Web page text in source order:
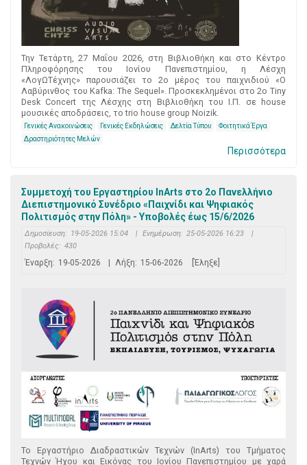
Την Τετάρτη, 27 Μαΐου 2026, στη Βιβλιοθήκη και στο Κέντρο
Πληροφόρησης του Ιονίου Πανεπιστημίου, η Λέσχη
«ΛογΩΤέχνης» παρουσιάζει το 2ο μέρος του παιχνιδιού «Ο
Λαβύρινθος του Kafka: The Sequel». Προσκεκλημένοι στο 2ο Tiny
Desk Concert της Λέσχης στη Βιβλιοθήκη του Ι.Π. σε house
μουσικές αποδράσεις, το trio house group Noizik.
Γενικές Ανακοινώσεις Γενικές Εκδηλώσεις Δελτία Τύπου
Φοιτητικά Έργα
Δραστηριότητες Μελών
Περισσότερα
Συμμετοχή του Εργαστηρίου InArts στο 2ο Πανελλήνιο
Διεπιστημονικό Συνέδριο «Παιχνίδι και Ψηφιακός
Πολιτισμός στην Πόλη» - Υποβολές έως 15/6/2026
Δημοσίευση: 19-05-2026 15:04 | Ενημέρωση: 25-05-2026 16:23
|
Προβολές: 430
Έναρξη: 19-05-2026 Λήξη: 15-06-2026 [Έληξε]
Το Εργαστήριο Διαδραστικών Τεχνών (InArts) του Τμήματος
Τεχνών Ήχου και Εικόνας του Ιονίου Πανεπιστημίου με χαρά